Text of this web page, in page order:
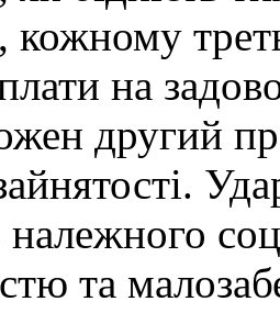
кожному
на
другий
належного
та